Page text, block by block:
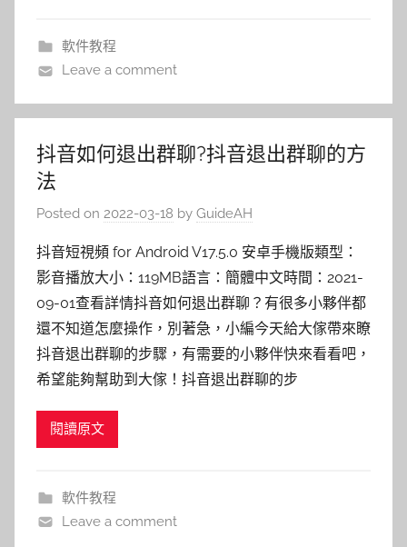
軟件教程
Leave a comment
抖音如何退出群聊?抖音退出群聊的方
法
Posted on 2022-03-18 by GuideAH
抖音短視頻 for Android V17.5.0 安卓手機版類型：
影音播放大小：119MB語言：簡體中文時間：2021-
09-01查看詳情抖音如何退出群聊？有很多小夥伴都
還不知道怎麼操作，別著急，小編今天給大傢帶來瞭
抖音退出群聊的步驟，有需要的小夥伴快來看看吧，
希望能夠幫助到大傢！抖音退出群聊的步
閱讀原文
軟件教程
Leave a comment